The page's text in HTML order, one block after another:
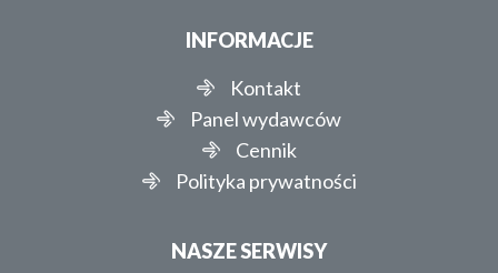
INFORMACJE
Kontakt
Panel wydawców
Cennik
Polityka prywatności
NASZE SERWISY